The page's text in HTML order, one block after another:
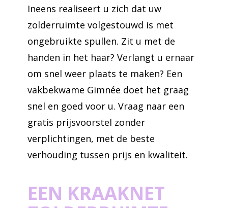
Ineens realiseert u zich dat uw
zolderruimte volgestouwd is met
ongebruikte spullen. Zit u met de
handen in het haar? Verlangt u ernaar
om snel weer plaats te maken? Een
vakbekwame Gimnée doet het graag
snel en goed voor u. Vraag naar een
gratis prijsvoorstel zonder
verplichtingen, met de beste
verhouding tussen prijs en kwaliteit.
EEN KRAAKNET